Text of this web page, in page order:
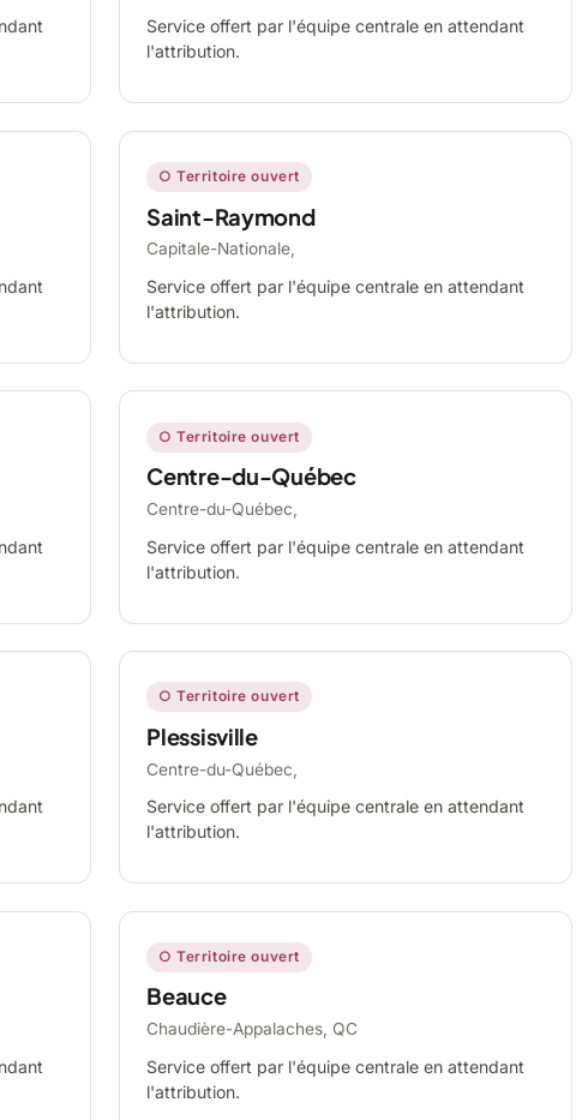
Service offert par l'équipe centrale en attendant
l'attribution.
○ Territoire ouvert
Saint-Raymond
Capitale-Nationale,
Service offert par l'équipe centrale en attendant
l'attribution.
○ Territoire ouvert
Centre-du-Québec
Centre-du-Québec,
Service offert par l'équipe centrale en attendant
l'attribution.
○ Territoire ouvert
Plessisville
Centre-du-Québec,
Service offert par l'équipe centrale en attendant
l'attribution.
○ Territoire ouvert
Beauce
Chaudière-Appalaches, QC
Service offert par l'équipe centrale en attendant
l'attribution.